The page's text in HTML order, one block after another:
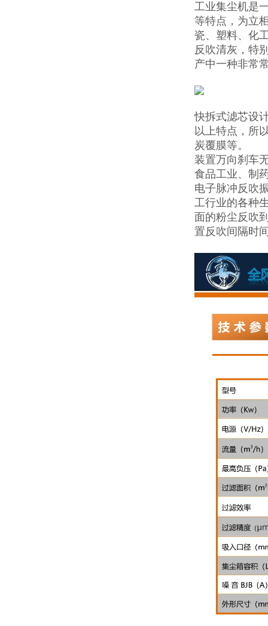
工业集尘机是
等特点，为立
瓷、塑料、化
反吹清灰，特
产中一种非常
快拆式滤芯设
以上特点，所
炭覆膜等。
装置万向刹车
食品工业、制
电子脉冲反吹
工行业的各种
面的粉尘反吹
置反吹间隔时